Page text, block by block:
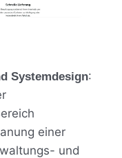
Systemdesign:
einer
und